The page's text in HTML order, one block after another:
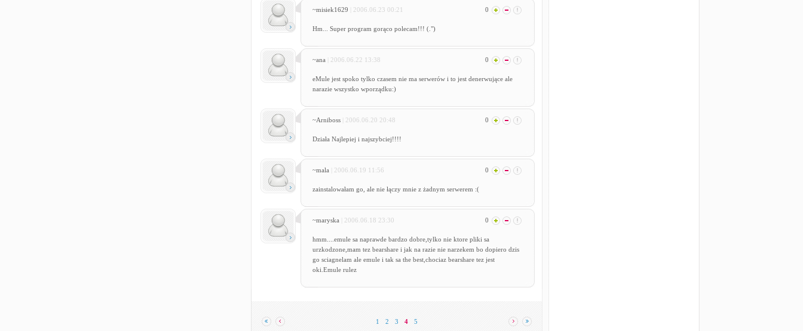
~misiek1629 | 2006.06.23 00:21 0
Hm... Super program gorąco polecam!!! (.")
~ana | 2006.06.22 13:38 0
eMule jest spoko tylko czasem nie ma serwerów i to jest denerwujące ale
narazie wszystko wporządku:)
~Arniboss | 2006.06.20 20:48 0
Działa Najlepiej i najszybciej!!!!
~mala | 2006.06.19 11:56 0
zainstalowałam go, ale nie łączy mnie z żadnym serwerem :(
~maryska | 2006.06.18 23:30 0
hmm....emule sa naprawde bardzo dobre,tylko nie ktore pliki sa
urzkodzone,mam tez bearshare i jak na razie nie narzekem bo dopiero dzis
go sciagnelam ale emule i tak sa the best,chociaz bearshare tez jest
oki.Emule rulez
1 2 3 4 5